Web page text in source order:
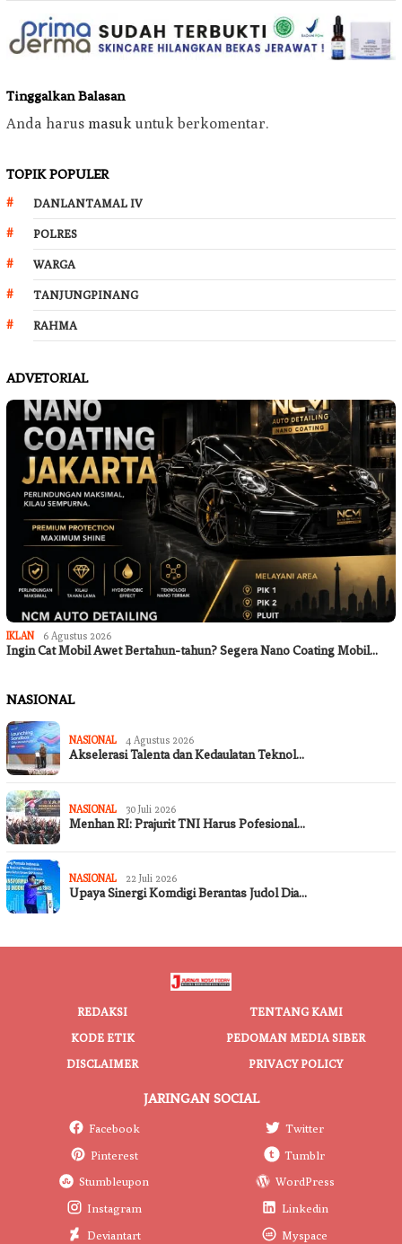
Tinggalkan Balasan
Anda harus masuk untuk berkomentar.
TOPIK POPULER
DANLANTAMAL IV
POLRES
WARGA
TANJUNGPINANG
RAHMA
ADVETORIAL
IKLAN 6 Agustus 2026
Ingin Cat Mobil Awet Bertahun-tahun? Segera Nano Coating Mobil…
NASIONAL
NASIONAL 4 Agustus 2026
Akselerasi Talenta dan Kedaulatan Teknol…
NASIONAL 30 Juli 2026
Menhan RI: Prajurit TNI Harus Pofesional…
NASIONAL 22 Juli 2026
Upaya Sinergi Komdigi Berantas Judol Dia…
REDAKSI
TENTANG KAMI
KODE ETIK
PEDOMAN MEDIA SIBER
DISCLAIMER
PRIVACY POLICY
JARINGAN SOCIAL
Facebook
Twitter
Pinterest
Tumblr
Stumbleupon
WordPress
Instagram
Linkedin
Deviantart
Myspace